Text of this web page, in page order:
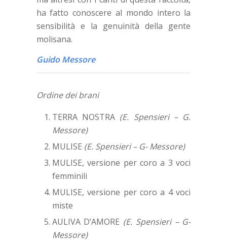
ha fatto conoscere al mondo intero la
sensibilità e la genuinità della gente
molisana.
Guido Messore
Ordine dei brani
TERRA NOSTRA (E. Spensieri – G.
Messore)
MULISE (E. Spensieri – G- Messore)
MULISE, versione per coro a 3 voci
femminili
MULISE, versione per coro a 4 voci
miste
AULIVA D’AMORE (E. Spensieri – G-
Messore)